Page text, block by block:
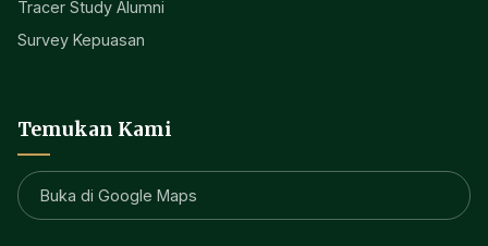
Tracer Study Alumni
Survey Kepuasan
Temukan Kami
Buka di Google Maps